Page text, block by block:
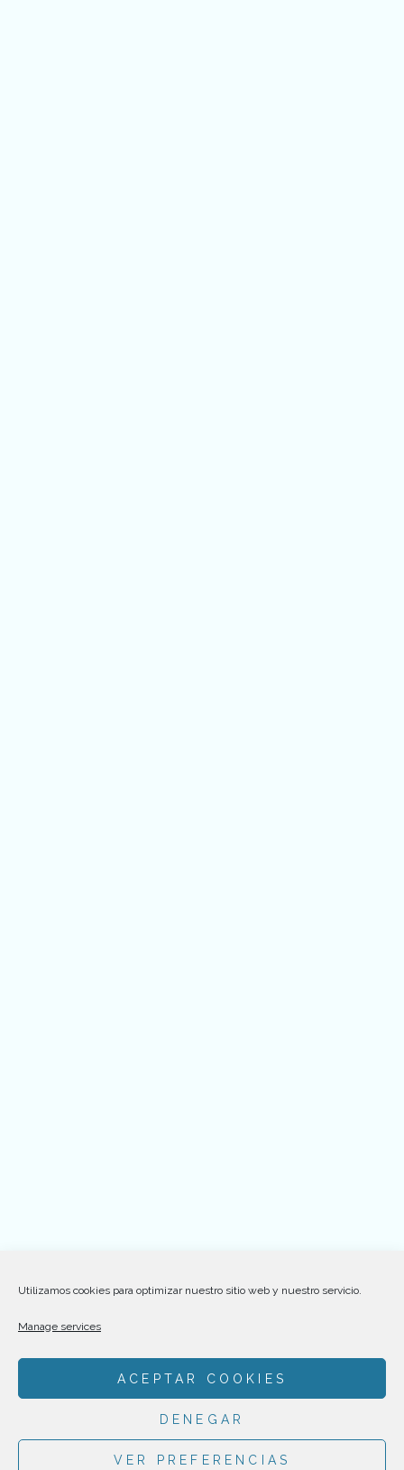
Utilizamos cookies para optimizar nuestro sitio web y nuestro servicio.
Manage services
ACEPTAR COOKIES
DENEGAR
VER PREFERENCIAS
YOUTUBE